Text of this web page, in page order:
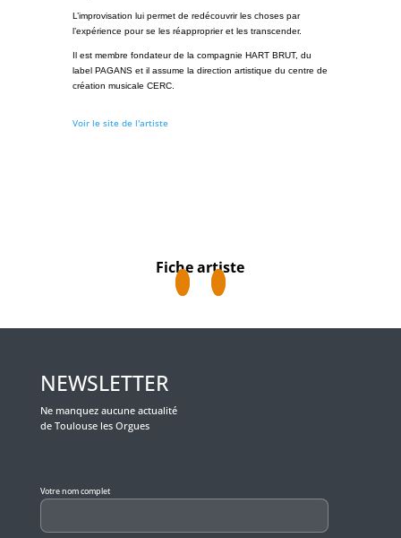
L’improvisation lui permet de redécouvrir les choses par
l’expérience pour se les réapproprier et les transcender.
Il est membre fondateur de la compagnie HART BRUT, du
label PAGANS et il assume la direction artistique du centre de
création musicale CERC.
Voir le site de l'artiste
Fiche artiste
NEWSLETTER
Ne manquez aucune actualité
de Toulouse les Orgues
Votre nom complet